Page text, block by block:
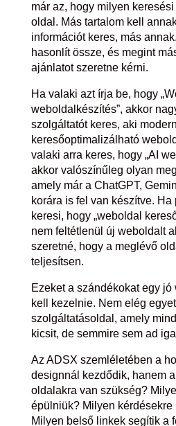
már az, hogy milyen
oldal. Más tartalom kell
információt keres, más
hasonlít össze, és megint
ajánlatot szeretne kérni.
Ha valaki azt írja be, hogy
weboldalkészítés”, akkor
szolgáltatót keres, aki
keresőoptimalizálható
valaki arra keres, hogy „AI
akkor valószínűleg olyan
amely már a ChatGPT,
korára is fel van készítve.
keresi, hogy „weboldal
nem feltétlenül új weboldalt
szeretné, hogy a meglévő
teljesítsen.
Ezeket a szándékokat egy
kell kezelnie. Nem elég
szolgáltatásoldal, amely
kicsit, de semmire sem ad
Az ADSX szemléletében a
designnál kezdődik, hanem
oldalakra van szükség?
épülniük? Milyen
Milyen belső linkek segítik a